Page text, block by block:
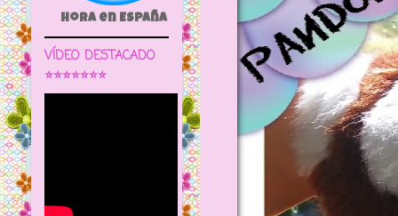
Hora en España
VÍDEO DESTACADO
⭐⭐⭐⭐⭐⭐⭐